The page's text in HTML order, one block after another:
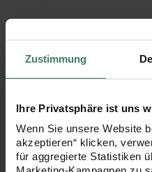
Zustimmung
Ihre Privatsphäre ist uns
Wenn Sie unsere Website
akzeptieren“ klicken,
für aggregierte Statistiken
5,99 €
Inhalt:
60,00 m (0,10 € / 1 m)
Luftschlangen Acid Leo